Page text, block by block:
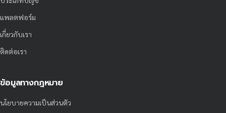
แพลตฟอร์ม
เกี่ยวกับเรา
ติดต่อเรา
ข้อมูลทางกฎหมาย
นโยบายความเป็นส่วนตัว